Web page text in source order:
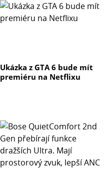
Ukázka z GTA 6 bude mít
premiéru na Netflixu